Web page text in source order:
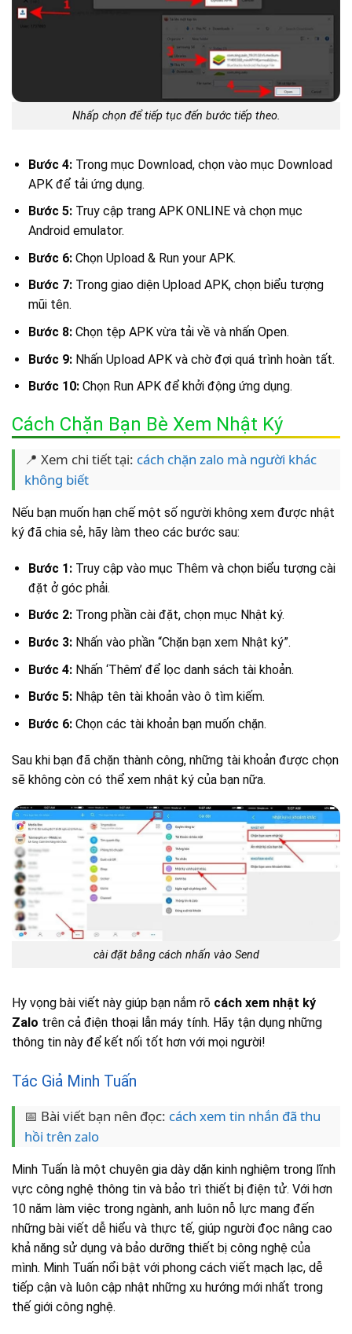
Nhấp chọn để tiếp tục đến bước tiếp theo.
Bước 4:Trong mục Download, chọn vào mục Download
APK để tải ứng dụng.
Bước 5:Truy cập trang APK ONLINE và chọn mục
Android emulator.
Bước 6:Chọn Upload & Run your APK.
Bước 7:Trong giao diện Upload APK, chọn biểu tượng
mũi tên.
Bước 8:Chọn tệp APK vừa tải về và nhấn Open.
Bước 9:Nhấn Upload APK và chờ đợi quá trình hoàn tất.
Bước 10:Chọn Run APK để khởi động ứng dụng.
Cách Chặn Bạn Bè Xem Nhật Ký
📍 Xem chi tiết tại: cách chặn zalo mà người khác
không biết
Nếu bạn muốn hạn chế một số người không xem được nhật
ký đã chia sẻ, hãy làm theo các bước sau:
Bước 1:Truy cập vào mục Thêm và chọn biểu tượng cài
đặt ở góc phải.
Bước 2:Trong phần cài đặt, chọn mục Nhật ký.
Bước 3:Nhấn vào phần “Chặn bạn xem Nhật ký”.
Bước 4:Nhấn ‘Thêm’ để lọc danh sách tài khoản.
Bước 5:Nhập tên tài khoản vào ô tìm kiếm.
Bước 6:Chọn các tài khoản bạn muốn chặn.
Sau khi bạn đã chặn thành công, những tài khoản được chọn
sẽ không còn có thể xem nhật ký của bạn nữa.
cài đặt bằng cách nhấn vào Send
Hy vọng bài viết này giúp bạn nắm rõ cách xem nhật ký
Zalo trên cả điện thoại lẫn máy tính. Hãy tận dụng những
thông tin này để kết nối tốt hơn với mọi người!
Tác Giả Minh Tuấn
📅 Bài viết bạn nên đọc: cách xem tin nhắn đã thu
hồi trên zalo
Minh Tuấn là một chuyên gia dày dặn kinh nghiệm trong lĩnh
vực công nghệ thông tin và bảo trì thiết bị điện tử. Với hơn
10 năm làm việc trong ngành, anh luôn nỗ lực mang đến
những bài viết dễ hiểu và thực tế, giúp người đọc nâng cao
khả năng sử dụng và bảo dưỡng thiết bị công nghệ của
mình. Minh Tuấn nổi bật với phong cách viết mạch lạc, dễ
tiếp cận và luôn cập nhật những xu hướng mới nhất trong
thế giới công nghệ.